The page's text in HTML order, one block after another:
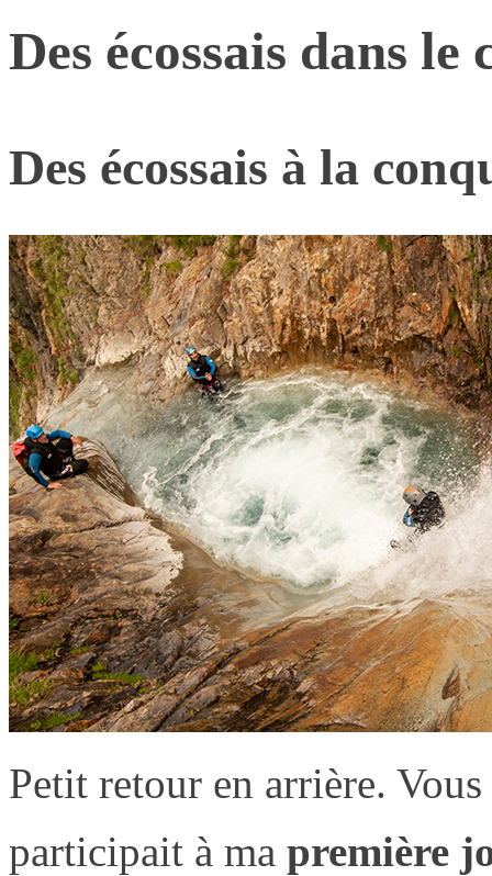
Des écossais dans
Des écossais à la
Petit retour en arrière.
participait à ma première